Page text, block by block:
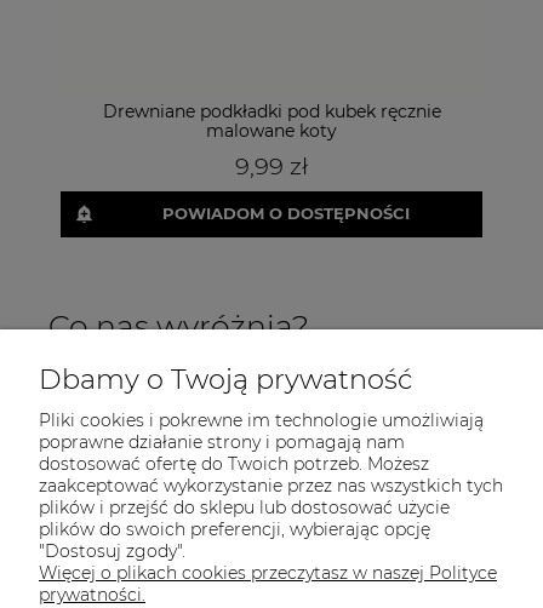
Drewniane podkładki pod kubek ręcznie
malowane koty
9,99 zł
POWIADOM O DOSTĘPNOŚCI
Co nas wyróżnia?
INFORMACJE
Dbamy o Twoją prywatność
Pliki cookies i pokrewne im technologie umożliwiają
poprawne działanie strony i pomagają nam
dostosować ofertę do Twoich potrzeb. Możesz
zaakceptować wykorzystanie przez nas wszystkich tych
plików i przejść do sklepu lub dostosować użycie
plików do swoich preferencji, wybierając opcję
"Dostosuj zgody".
Więcej o plikach cookies przeczytasz w naszej Polityce
prywatności.